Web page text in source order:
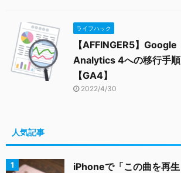
ライフハック
【AFFINGER5】Google
Analytics 4への移行手順
【GA4】
2022/4/30
人気記事
iPhoneで「この曲を再生